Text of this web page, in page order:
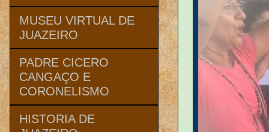
MUSEU VIRTUAL DE
JUAZEIRO
PADRE CICERO
CANGAÇO E
CORONELISMO
HISTORIA DE